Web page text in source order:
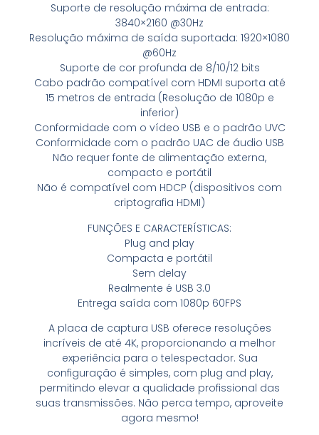
Suporte de resolução máxima de entrada:
3840×2160 @30Hz
Resolução máxima de saída suportada: 1920×1080
@60Hz
Suporte de cor profunda de 8/10/12 bits
Cabo padrão compatível com HDMI suporta até
15 metros de entrada (Resolução de 1080p e
inferior)
Conformidade com o vídeo USB e o padrão UVC
Conformidade com o padrão UAC de áudio USB
Não requer fonte de alimentação externa,
compacto e portátil
Não é compatível com HDCP (dispositivos com
criptografia HDMI)
FUNÇÕES E CARACTERÍSTICAS:
Plug and play
Compacta e portátil
Sem delay
Realmente é USB 3.0
Entrega saída com 1080p 60FPS
A placa de captura USB oferece resoluções
incríveis de até 4K, proporcionando a melhor
experiência para o telespectador. Sua
configuração é simples, com plug and play,
permitindo elevar a qualidade profissional das
suas transmissões. Não perca tempo, aproveite
agora mesmo!